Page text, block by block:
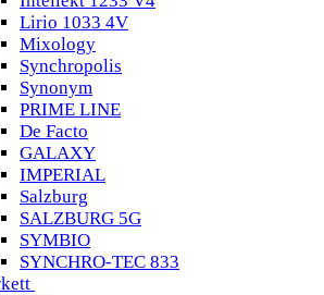
Lirio 1033 4V
Mixology
Synchropolis
Synonym
PRIME LINE
De Facto
GALAXY
IMPERIAL
Salzburg
SALZBURG 5G
SYMBIO
SYNCHRO-TEC 833